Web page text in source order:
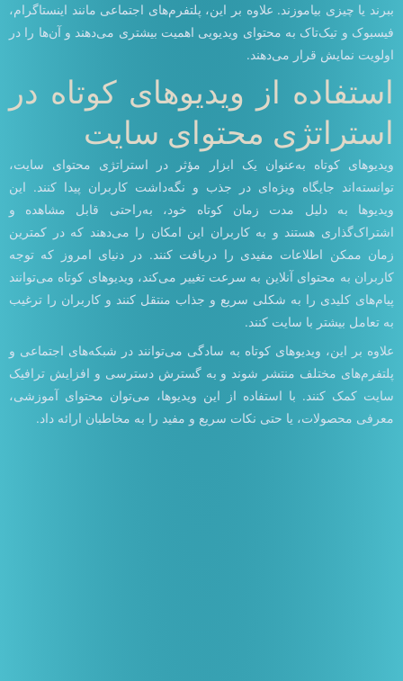
ببرند یا چیزی بیاموزند. علاوه بر این، پلتفرم‌های اجتماعی مانند اینستاگرام،
فیسبوک و تیک‌تاک به محتوای ویدیویی اهمیت بیشتری می‌دهند و آن‌ها را در
اولویت نمایش قرار می‌دهند.
استفاده از ویدیوهای کوتاه در
استراتژی محتوای سایت
ویدیوهای کوتاه به‌عنوان یک ابزار مؤثر در استراتژی محتوای سایت،
توانسته‌اند جایگاه ویژه‌ای در جذب و نگه‌داشت کاربران پیدا کنند. این
ویدیوها به دلیل مدت زمان کوتاه خود، به‌راحتی قابل مشاهده و
اشتراک‌گذاری هستند و به کاربران این امکان را می‌دهند که در کمترین
زمان ممکن اطلاعات مفیدی را دریافت کنند. در دنیای امروز که توجه
کاربران به محتوای آنلاین به سرعت تغییر می‌کند، ویدیوهای کوتاه می‌توانند
پیام‌های کلیدی را به شکلی سریع و جذاب منتقل کنند و کاربران را ترغیب
به تعامل بیشتر با سایت کنند.
علاوه بر این، ویدیوهای کوتاه به سادگی می‌توانند در شبکه‌های اجتماعی و
پلتفرم‌های مختلف منتشر شوند و به گسترش دسترسی و افزایش ترافیک
سایت کمک کنند. با استفاده از این ویدیوها، می‌توان محتوای آموزشی،
معرفی محصولات، یا حتی نکات سریع و مفید را به مخاطبان ارائه داد.